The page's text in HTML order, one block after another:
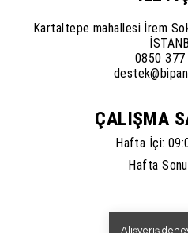
Alışveriş
Kartaltepe mahallesi İrem
0850 377
ÇALIŞMA
Hafta İçi:
Hafta